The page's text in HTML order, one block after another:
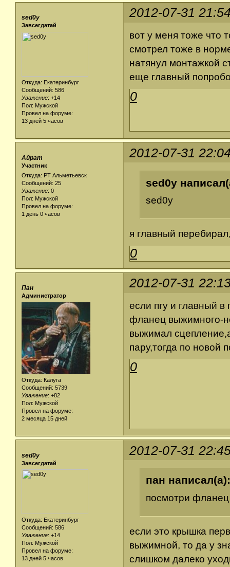
2012-07-31
sed0y
Завсегдатай
Откуда: Екатеринбург
Сообщений: 586
Уважение: +14
Пол: Мужской
Провел на форуме:
13 дней 5 часов
вот у меня тоже что
смотрел тоже в
натянул монтажкой
еще главный
0
2012-07-31
Айрат
Участник
Откуда: РТ Альметьевск
Сообщений: 25
Уважение: 0
Пол: Мужской
Провел на форуме:
1 день 0 часов
sed0y
sed0y
я главный
0
2012-07-31
Пан
Администратор
Откуда: Калуга
Сообщений: 5739
Уважение: +82
Пол: Мужской
Провел на форуме:
2 месяца 15 дней
если пгу и главный
фланец выжимного-
выжимал
пару,тогда по новой
0
2012-07-31
sed0y
Завсегдатай
Откуда: Екатеринбург
Сообщений: 586
Уважение: +14
Пол: Мужской
Провел на форуме:
13 дней 5 часов
пан написал(а):
посмотри
если это крышка
выжимной, то да у
слишком далеко